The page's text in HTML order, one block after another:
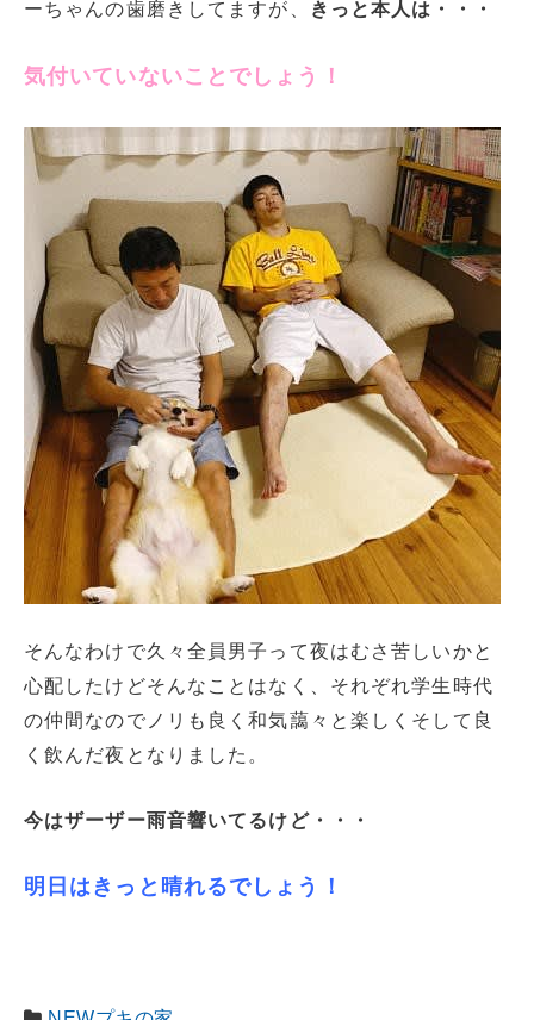
ーちゃんの歯磨きしてますが、
きっと本人は・・・
気付いていないことでしょう！
そんなわけで久々全員男子って夜はむさ苦しいかと
心配したけどそんなことはなく、それぞれ学生時代
の仲間なのでノリも良く和気藹々と楽しくそして良
く飲んだ夜となりました。
今はザーザー雨音響いてるけど・・・
明日はきっと晴れるでしょう！